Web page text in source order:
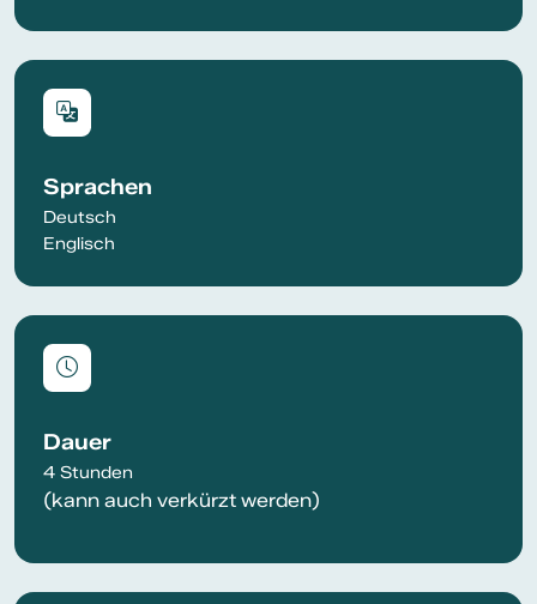
Sprachen
Deutsch
Englisch
Dauer
4 Stunden
(kann auch verkürzt werden)